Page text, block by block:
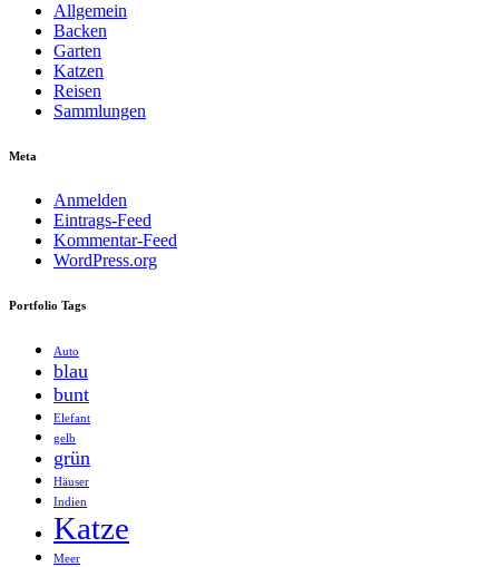
Allgemein
Backen
Garten
Katzen
Reisen
Sammlungen
Meta
Anmelden
Eintrags-Feed
Kommentar-Feed
WordPress.org
Portfolio Tags
Auto
blau
bunt
Elefant
gelb
grün
Häuser
Indien
Katze
Meer